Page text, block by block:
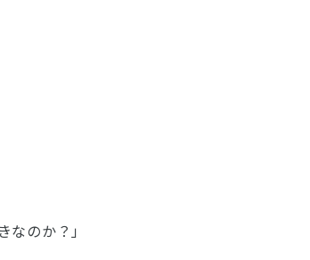
なのか？」